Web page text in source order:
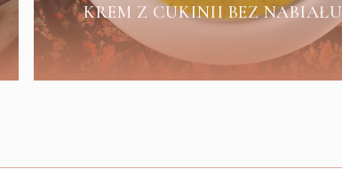
KREM Z CUKINII BEZ NABIAŁU